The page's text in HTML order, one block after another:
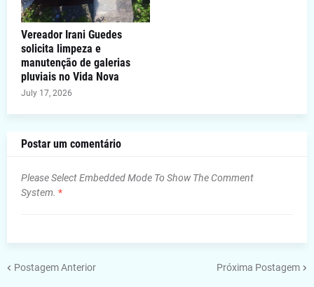
Vereador Irani Guedes
solicita limpeza e
manutenção de galerias
pluviais no Vida Nova
July 17, 2026
Postar um comentário
Please Select Embedded Mode To Show The Comment
System. *
Postagem Anterior Próxima Postagem